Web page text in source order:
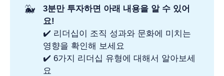
🐳
3분만 투자하면 아래 내용을 알 수 있어
요!
✔️ 리더십이 조직 성과와 문화에 미치는
영향을 확인해 보세요
✔️ 6가지 리더십 유형에 대해서 알아보세
요